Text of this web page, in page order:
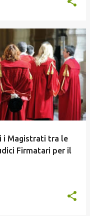
i Magistrati tra le
Firmatari per il